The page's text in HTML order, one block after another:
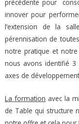
précédente pour
innover pour
l’extension de la
pérennisation de
notre pratique et notre
nous avons identifié 3
axes de
La formation avec la
de Table qui structure